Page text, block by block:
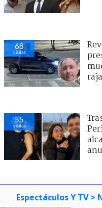
68
visitas
55
visitas
Espectáculos Y TV >